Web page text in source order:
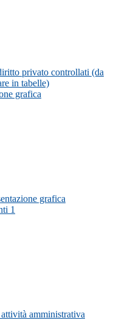
privato controllati (da
in tabelle)
grafica
grafica
1
amministrativa